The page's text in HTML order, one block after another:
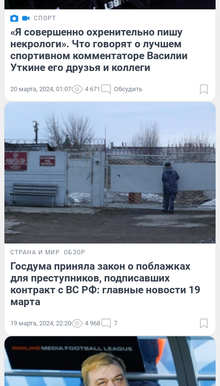
СПОРТ
«Я совершенно охренительно пишу
некрологи». Что говорят о лучшем
спортивном комментаторе Василии
Уткине его друзья и коллеги
20 марта, 2024, 01:07 4 671 Обсудить
СТРАНА И МИР ОБЗОР
Госдума приняла закон о поблажках
для преступников, подписавших
контракт с ВС РФ: главные новости 19
марта
19 марта, 2024, 22:20 4 968 7